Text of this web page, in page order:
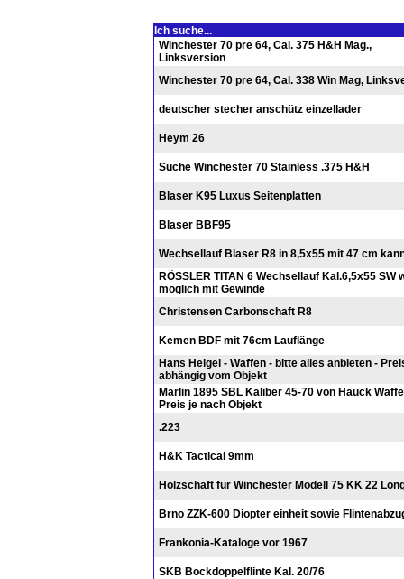
Ich suche...
Winchester 70 pre 64, Cal. 375 H&H Mag.,
Linksversion
Winchester 70 pre 64, Cal. 338 Win Mag,
deutscher stecher anschütz einzellader
Heym 26
Suche Winchester 70 Stainless .375 H&H
Blaser K95 Luxus Seitenplatten
Blaser BBF95
Wechsellauf Blaser R8 in 8,5x55 mit 47 cm
RÖSSLER TITAN 6 Wechsellauf Kal.6,5x55 SW
möglich mit Gewinde
Christensen Carbonschaft R8
Kemen BDF mit 76cm Lauflänge
Hans Heigel - Waffen - bitte alles anbieten -
abhängig vom Objekt
Marlin 1895 SBL Kaliber 45-70 von Hauck
Preis je nach Objekt
.223
H&K Tactical 9mm
Holzschaft für Winchester Modell 75 KK 22
Brno ZZK-600 Diopter einheit sowie
Frankonia-Kataloge vor 1967
SKB Bockdoppelflinte Kal. 20/76